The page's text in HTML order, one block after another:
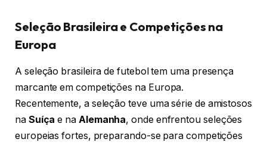
Seleção Brasileira e Competições na
Europa
A seleção brasileira de futebol tem uma presença
marcante em competições na Europa.
Recentemente, a seleção teve uma série de amistosos
na Suíça e na Alemanha, onde enfrentou seleções
europeias fortes, preparando-se para competições